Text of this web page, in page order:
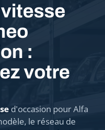
:
votre
d'occasion pour Alfa
le réseau de